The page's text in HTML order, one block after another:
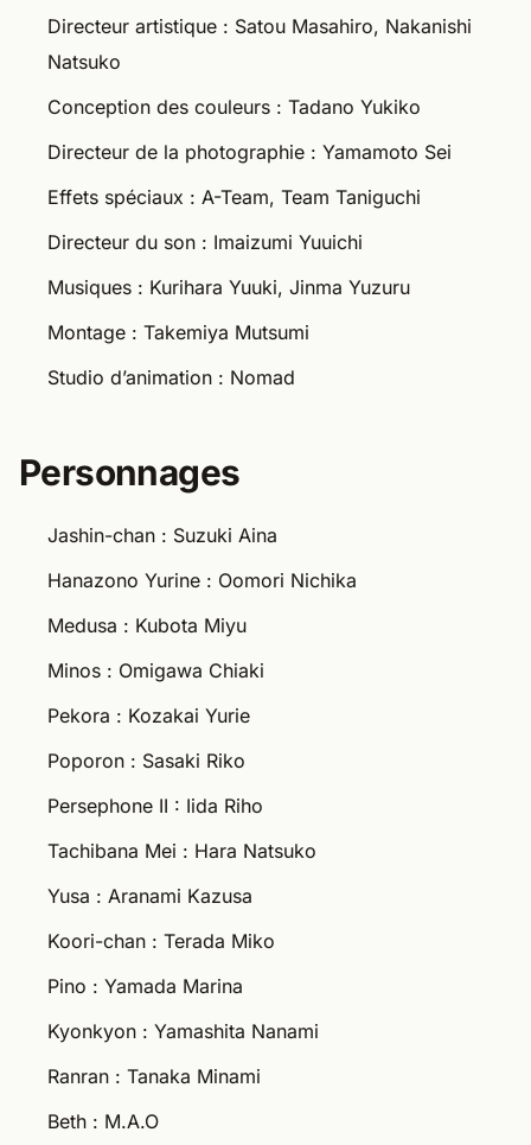
Directeur artistique : Satou Masahiro, Nakanishi
Natsuko
Conception des couleurs : Tadano Yukiko
Directeur de la photographie : Yamamoto Sei
Effets spéciaux : A-Team, Team Taniguchi
Directeur du son : Imaizumi Yuuichi
Musiques : Kurihara Yuuki, Jinma Yuzuru
Montage : Takemiya Mutsumi
Studio d’animation : Nomad
Personnages
Jashin-chan : Suzuki Aina
Hanazono Yurine : Oomori Nichika
Medusa : Kubota Miyu
Minos : Omigawa Chiaki
Pekora : Kozakai Yurie
Poporon : Sasaki Riko
Persephone II : Iida Riho
Tachibana Mei : Hara Natsuko
Yusa : Aranami Kazusa
Koori-chan : Terada Miko
Pino : Yamada Marina
Kyonkyon : Yamashita Nanami
Ranran : Tanaka Minami
Beth : M.A.O